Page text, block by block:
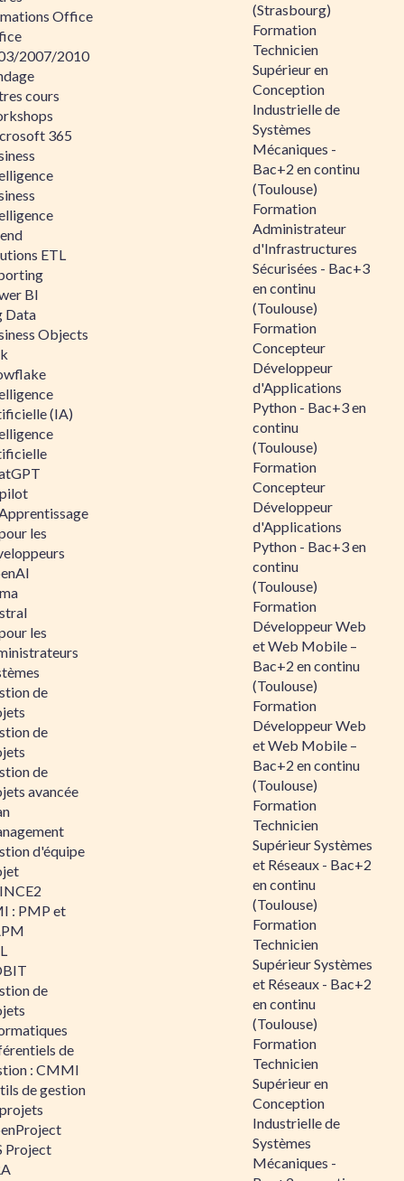
Office
2007/2010
cours
365
ETL
BI
Data
Objects
(IA)
les
les
de
de
de
avancée
d'équipe
: PMP et
de
de
: CMMI
de gestion
Project
(Strasbourg)
Formation
Technicien
Supérieur en
Conception
Industrielle de
Systèmes
Mécaniques -
Bac+2 en continu
(Toulouse)
Formation
Administrateur
d'Infrastructures
Sécurisées - Bac+3
en continu
(Toulouse)
Formation
Concepteur
Développeur
d'Applications
Python - Bac+3 en
continu
(Toulouse)
Formation
Concepteur
Développeur
d'Applications
Python - Bac+3 en
continu
(Toulouse)
Formation
Développeur Web
et Web Mobile –
Bac+2 en continu
(Toulouse)
Formation
Développeur Web
et Web Mobile –
Bac+2 en continu
(Toulouse)
Formation
Technicien
Supérieur Systèmes
et Réseaux - Bac+2
en continu
(Toulouse)
Formation
Technicien
Supérieur Systèmes
et Réseaux - Bac+2
en continu
(Toulouse)
Formation
Technicien
Supérieur en
Conception
Industrielle de
Systèmes
Mécaniques -